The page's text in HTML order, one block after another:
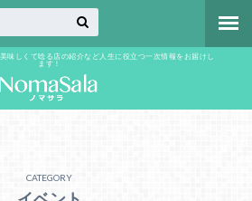
味しくて唸る店の紹介など人生に役立つ一次情報をお届けし
ます！
CATEGORY